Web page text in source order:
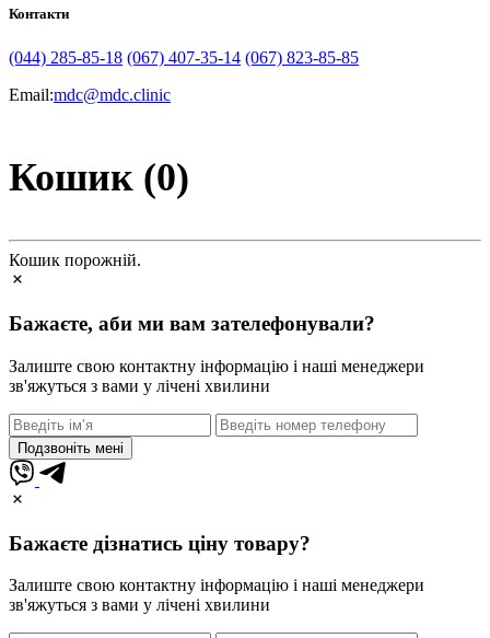
Контакти
(044) 285-85-18 (067) 407-35-14 (067) 823-85-85
Email:mdc@mdc.clinic
Кошик (0)
Кошик порожній.
Бажаєте, аби ми вам зателефонували?
Залиште свою контактну інформацію і наші менеджери
зв'яжуться з вами у лічені хвилини
Подзвоніть мені
Бажаєте дізнатись ціну товару?
Залиште свою контактну інформацію і наші менеджери
зв'яжуться з вами у лічені хвилини